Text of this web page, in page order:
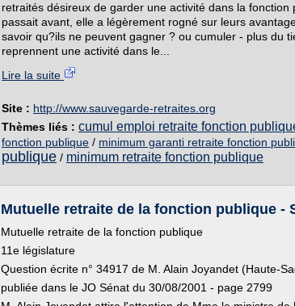
retraités désireux de garder une activité dans la
passait avant, elle a légèrement rogné sur leurs
savoir qu?ils ne peuvent gagner ? ou cumuler - plus du
reprennent une activité dans le...
Lire la suite
Site : http://www.sauvegarde-retraites.org
Thèmes liés : cumul emploi retraite fonction
fonction publique / minimum garanti retraite fonction
publique / minimum retraite fonction publique
Mutuelle retraite de la fonction publique -
Mutuelle retraite de la fonction publique
11e législature
Question écrite n° 34917 de M. Alain Joyandet (Haute-
publiée dans le JO Sénat du 30/08/2001 - page 2799